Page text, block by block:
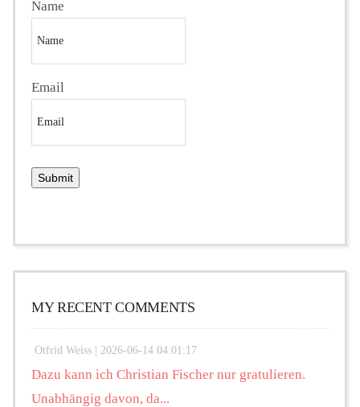
Name
Email
MY RECENT COMMENTS
Otfrid Weiss | 2026-06-14 04:01:17
Dazu kann ich Christian Fischer nur gratulieren.
Unabhängig davon, da...